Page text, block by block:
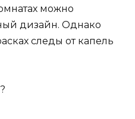
можно
дизайн. Однако
следы от капель